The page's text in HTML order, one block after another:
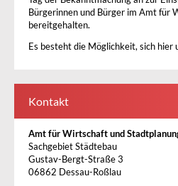
Bürgerinnen und Bürger im Amt für
bereitgehalten.
Es besteht die Möglichkeit, sich hier
Kontakt
Amt für Wirtschaft und
Sachgebiet Städtebau
Gustav-Bergt-Straße 3
06862 Dessau-Roßlau